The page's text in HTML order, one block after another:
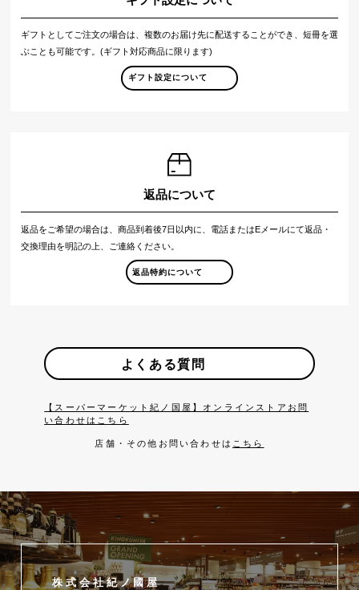
ギフトとしてご注文の場合は、複数のお届け先に配送することができ、短冊を選
ぶことも可能です。(ギフト対応商品に限ります)
ギフト設定について
返品について
返品をご希望の場合は、商品到着後7日以内に、電話またはEメールにて返品・
交換理由を明記の上、ご連絡ください。
返品特約について
よくある質問
【スーパーマーケット紀ノ国屋】オンラインストアお問
い合わせはこちら
店舗・その他お問い合わせは こちら
株式会社紀ノ國屋